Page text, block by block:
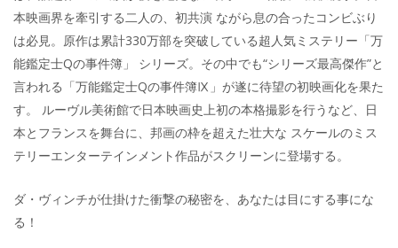
本映画界を牽引する二人の、初共演 ながら息の合ったコンビぶり
は必見。原作は累計330万部を突破している超人気ミステリー「万
能鑑定士Qの事件簿」 シリーズ。その中でも“シリーズ最高傑作”と
言われる「万能鑑定士Qの事件簿Ⅸ」が遂に待望の初映画化を果た
す。 ルーヴル美術館で日本映画史上初の本格撮影を行うなど、日
本とフランスを舞台に、邦画の枠を超えた壮大な スケールのミス
テリーエンターテインメント作品がスクリーンに登場する。
ダ・ヴィンチが仕掛けた衝撃の秘密を、あなたは目にする事にな
る！